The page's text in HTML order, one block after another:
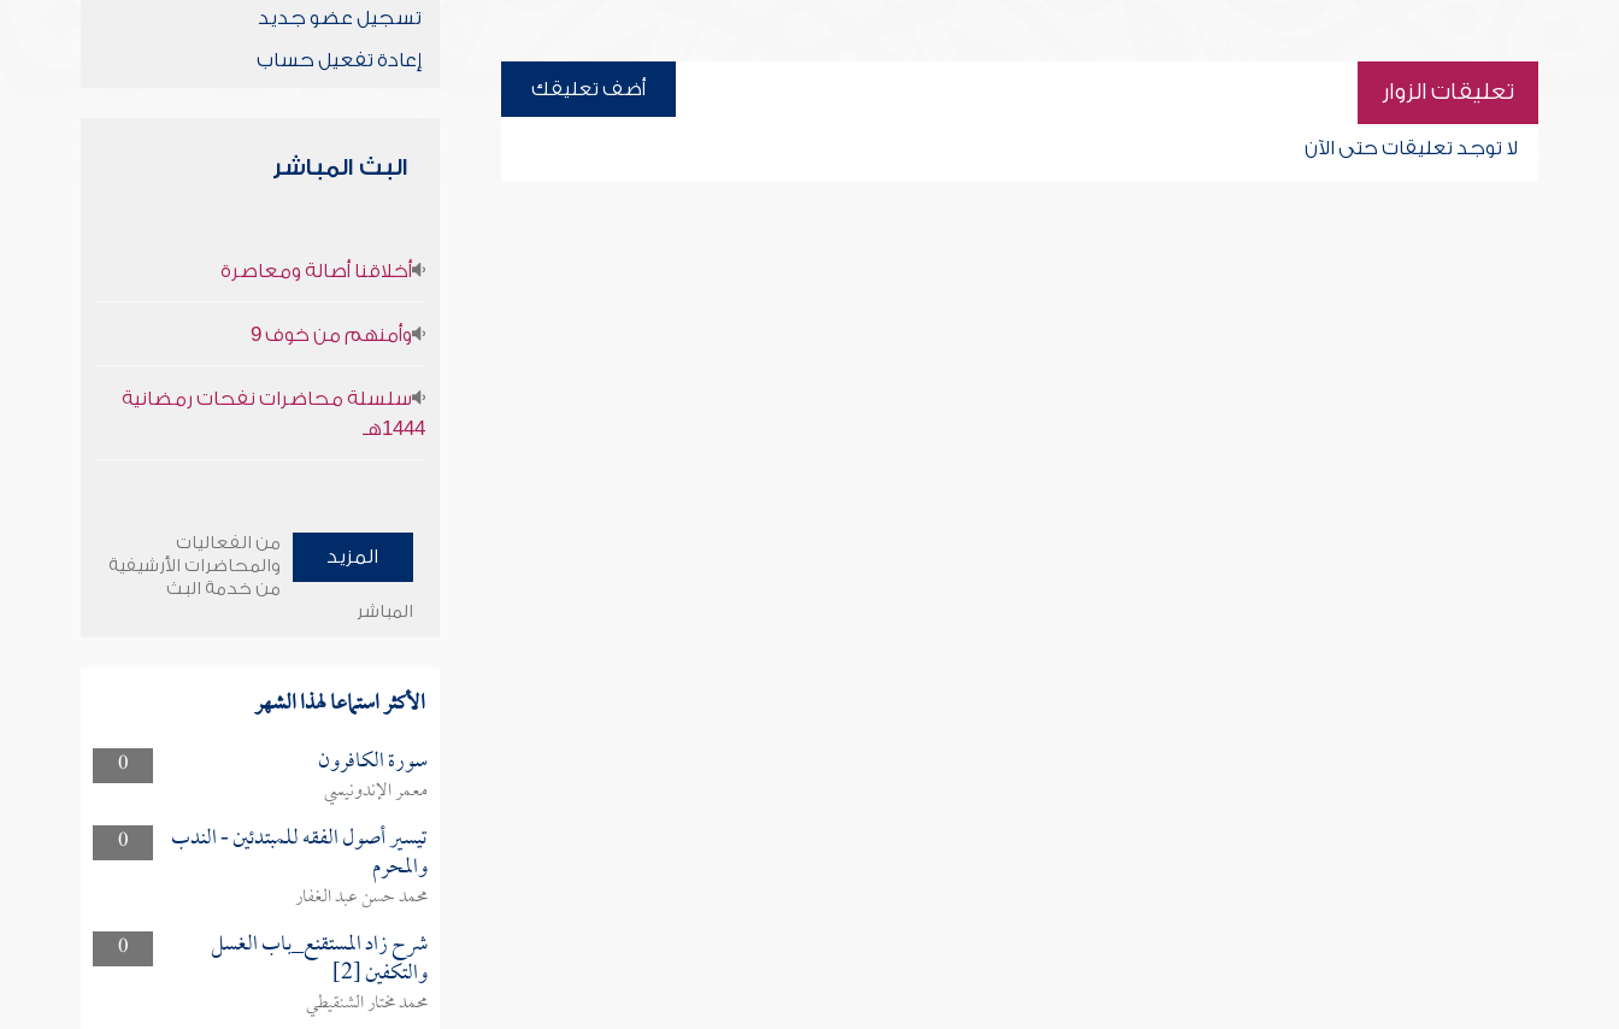
تعليقات الزوار أضف تعليقك
لا توجد تعليقات حتى الآن
تسجيل عضو جديد
إعادة تفعيل حساب
البث المباشر
أخلاقنا أصالة ومعاصرة
وأمنهم من خوف 9
سلسلة محاضرات نفحات رمضانية
1444هـ
المزيد
من الفعاليات
والمحاضرات الأرشيفية
من خدمة البث
المباشر
الأكثر استماعا لهذا الشهر
0 سورة الكافرون
معمر الإندونيسي
0
تيسير أصول الفقه للمبتدئين - الندب
والمحرم
محمد حسن عبد الغفار
0
شرح زاد المستقنع_باب الغسل
والتكفين [2]
محمد مختار الشنقيطي